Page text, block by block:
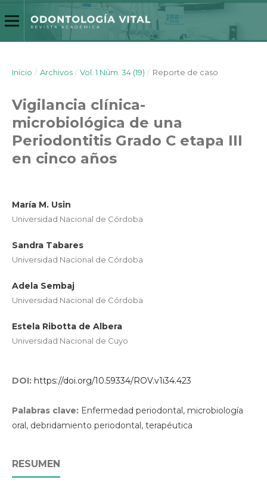
Inicio / Archivos / Vol. 1 Núm. 34 (19) / Reporte de caso
Vigilancia clínica-
microbiológica de una
Periodontitis Grado C etapa III
en cinco años
María M. Usin
Universidad Nacional de Córdoba
Sandra Tabares
Universidad Nacional de Córdoba
Adela Sembaj
Universidad Nacional de Córdoba
Estela Ribotta de Albera
Universidad Nacional de Cuyo
DOI: https://doi.org/10.59334/ROV.v1i34.423
Palabras clave: Enfermedad periodontal, microbiología
oral, debridamiento periodontal, terapéutica
RESUMEN